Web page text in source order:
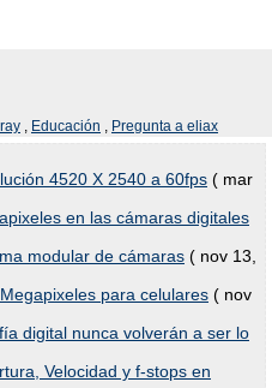
, Educación , Pregunta a eliax
4520 X 2540 a 60fps ( mar
en las cámaras digitales
modular de cámaras ( nov 13,
para celulares ( nov
digital nunca volverán a ser lo
Velocidad y f-stops en